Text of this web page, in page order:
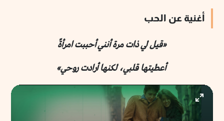
أغنية عن الحب
«قيل لي ذات مرة أنني أحببت امرأةً
أعطيتها قلبي، لكنها أرادت روحي»